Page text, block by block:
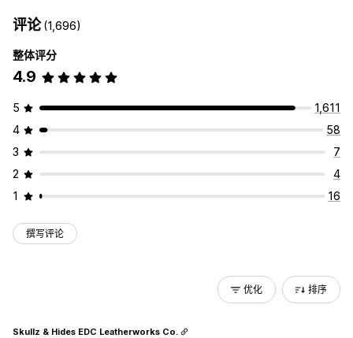
评论(1,696)
整体评分
4.9
5
1,611
4
58
3
7
2
4
1
16
撰写评论
优化 排序
Skullz & Hides EDC Leatherworks Co.